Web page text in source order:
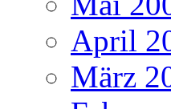
April
März